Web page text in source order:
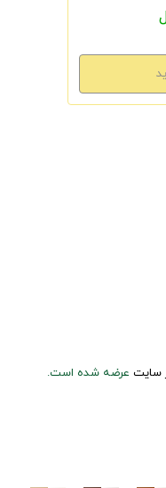
عرضه شده است.